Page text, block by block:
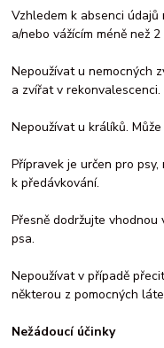
Vzhledem k absenci
a/nebo vážícím méně než 2
Nepoužívat u nemocných
a zvířat v rekonvalescenci.
Nepoužívat u králíků.
Přípravek je určen pro
k předávkování.
Přesně dodržujte
psa.
Nepoužívat v případě
některou z pomocných
Nežádoucí účinky